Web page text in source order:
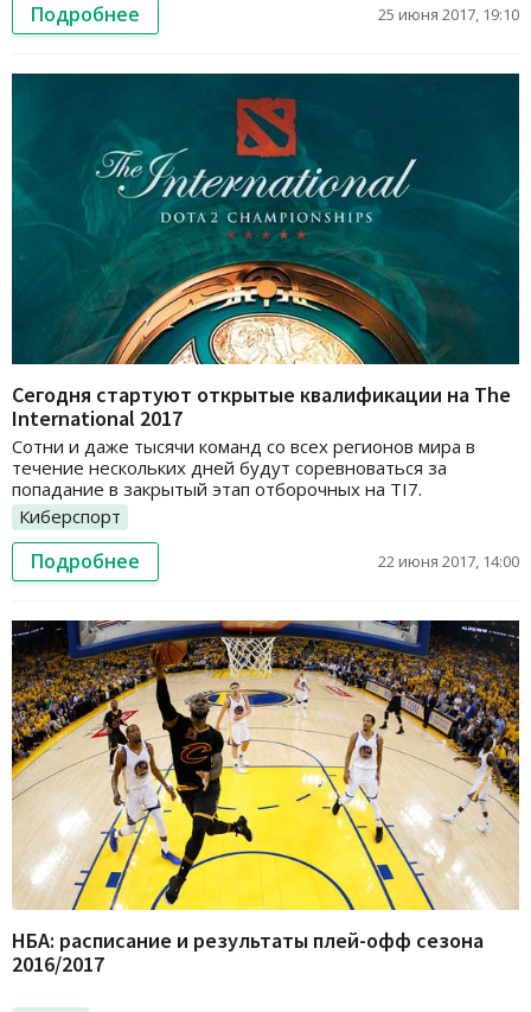
Подробнее 25 июня 2017, 19:10
Сегодня стартуют открытые квалификации на The
International 2017
Сотни и даже тысячи команд со всех регионов мира в
течение нескольких дней будут соревноваться за
попадание в закрытый этап отборочных на TI7.
Киберспорт
Подробнее 22 июня 2017, 14:00
НБА: расписание и результаты плей-офф сезона
2016/2017